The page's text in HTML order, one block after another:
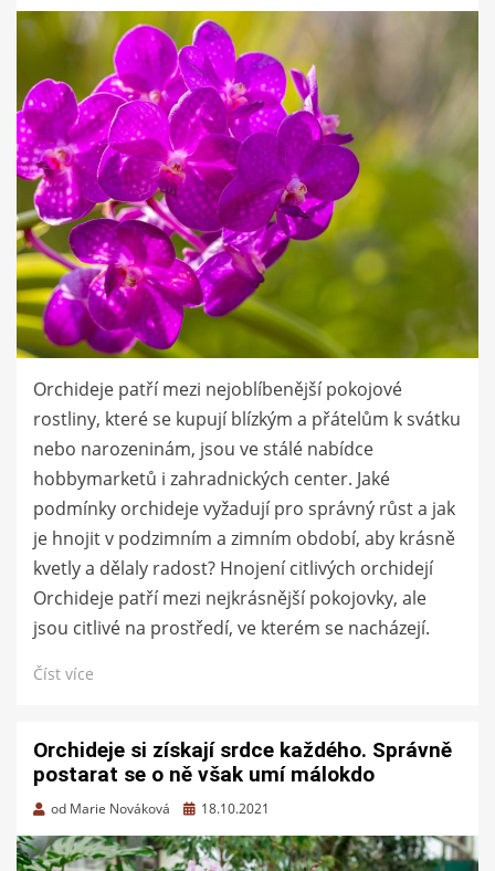
Orchideje patří mezi nejoblíbenější pokojové
rostliny, které se kupují blízkým a přátelům k svátku
nebo narozeninám, jsou ve stálé nabídce
hobbymarketů i zahradnických center. Jaké
podmínky orchideje vyžadují pro správný růst a jak
je hnojit v podzimním a zimním období, aby krásně
kvetly a dělaly radost? Hnojení citlivých orchidejí
Orchideje patří mezi nejkrásnější pokojovky, ale
jsou citlivé na prostředí, ve kterém se nacházejí.
Číst více
Orchideje si získají srdce každého. Správně
postarat se o ně však umí málokdo
od Marie Nováková
Zveřejněno
18.10.2021